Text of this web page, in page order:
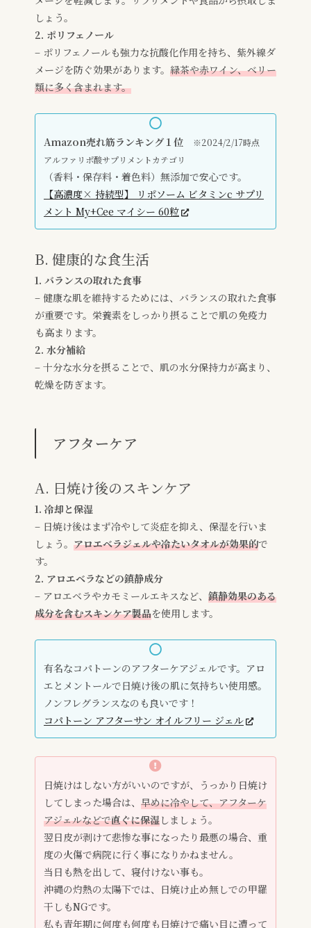
しょう。
2. ポリフェノール
– ポリフェノールも強力な抗酸化作用を持ち、紫外線ダ
メージを防ぐ効果があります。 緑茶や赤ワイン、ベリー
類に多く含まれます。
Amazon売れ筋ランキング１位
※2024/2/17時点
アルファリポ酸サプリメントカテゴリ
（香料・保存料・着色料）無添加で安心です。
【高濃度× 持続型】 リポソーム ビタミンc サプリ
メント My+Cee マイシー 60粒
B. 健康的な食生活
1. バランスの取れた食事
– 健康な肌を維持するためには、バランスの取れた食事
が重要です。栄養素をしっかり摂ることで肌の免疫力
も高まります。
2. 水分補給
– 十分な水分を摂ることで、肌の水分保持力が高まり、
乾燥を防ぎます。
アフターケア
A. 日焼け後のスキンケア
1. 冷却と保湿
– 日焼け後はまず冷やして炎症を抑え、保湿を行いま
しょう。 アロエベラジェルや冷たいタオルが効果的で
す。
2. アロエベラなどの鎮静成分
– アロエベラやカモミールエキスなど、 鎮静効果のある
成分を含むスキンケア製品を使用します。
有名なコパトーンのアフターケアジェルです。アロ
エとメントールで日焼け後の肌に気持ちい使用感。
ノンフレグランスなのも良いです！
コパトーン アフターサン オイルフリー ジェル
日焼けはしない方がいいのですが、うっかり日焼け
してしまった場合は、 早めに冷やして、アフターケ
アジェルなどで直ぐに保湿しましょう。
翌日皮が剥けて悲惨な事になったり最悪の場合、重
度の火傷で病院に行く事になりかねません。
当日も熱を出して、寝付けない事も。
沖縄の灼熱の太陽下では、日焼け止め無しでの甲羅
干しもNGです。
私も青年期に何度も何度も日焼けで痛い目に遭って